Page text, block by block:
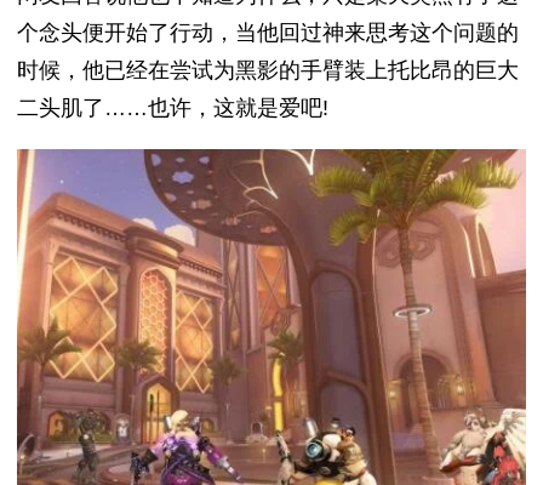
个念头便开始了行动，当他回过神来思考这个问题的
时候，他已经在尝试为黑影的手臂装上托比昂的巨大
二头肌了……也许，这就是爱吧!